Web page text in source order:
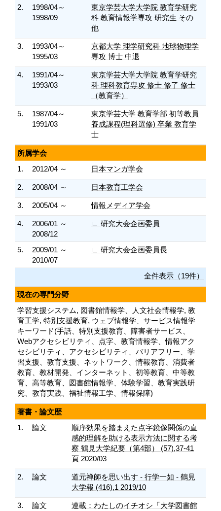
2.
1998/04～
1998/09
東京学芸大学大学院 教育学研究
科 教育情報学専攻 研究生 その
他
3.
1993/04～
1995/03
京都大学 理学研究科 地球物理学
専攻 博士 中退
4.
1991/04～
1993/03
東京学芸大学大学院 教育学研究
科 理科教育専攻 修士 修了 修士
（教育学）
5.
1987/04～
1991/03
東京学芸大学 教育学部 初等教員
養成課程(理科選修) 卒業 教育学
士
所属学会
1.
2012/04 ～ 日本マンガ学会
2. 2008/04 ～ 日本教育工学会
3. 2005/04 ～ 情報メディア学会
4.
2006/01 ～
2008/12
∟ 研究大会企画委員
5.
2009/01 ～
2010/07
∟ 研究大会企画委員長
全件表示（19件）
現在の専門分野
学習支援システム, 図書館情報学、人文社会情報学, 教
育工学, 特別支援教育, ウェブ情報学、サービス情報学
キーワード(手話、特別支援教育、障害者サービス、
Webアクセシビリティ、点字、教育情報学、情報アク
セシビリティ、アクセシビリティ、バリアフリー、学
習支援、教育支援、ネットワーク、情報教育、消費者
教育、教材開発、インターネット、初等教育、中等教
育、高等教育、図書館情報学、体験学習、教育実践研
究、教育実践、福祉情報工学、情報保障)
著書・論文歴
1.
論文
順序効果を踏まえた点字鏡像関係の直
感的理解を助ける表示方法に関する考
察 鶴見大学紀要（第4部） (57),37-41
頁 2020/03
2. 論文
道元禅師を思い出す - 行学一如 - 鶴見
大学報 (416),1 2019/10
3. 論文
連載：わたしのイチオシ「大学図書館